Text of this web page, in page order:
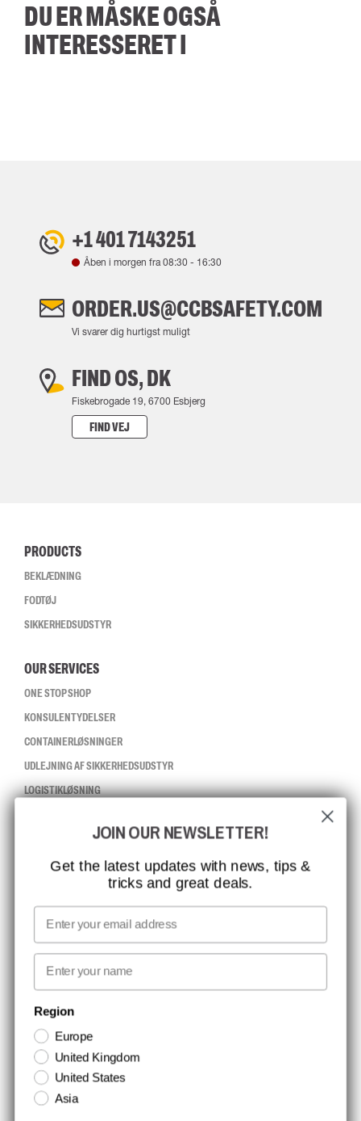
DU ER MÅSKE OGSÅ
INTERESSERET I
+1 401 7143251
Åben i morgen fra08:30- 16:30
ORDER.US@CCBSAFETY.COM
Vi svarer dig hurtigst muligt
FIND OS, DK
Fiskebrogade 19, 6700 Esbjerg
FIND VEJ
PRODUCTS
BEKLÆDNING
FODTØJ
SIKKERHEDSUDSTYR
OUR SERVICES
ONE STOP SHOP
KONSULENTYDELSER
CONTAINERLØSNINGER
UDLEJNING AF SIKKERHEDSUDSTYR
LOGISTIKLØSNING
ISO-CERTIFICERING
GLOBAL RÆKKEVIDDE
MISSION, VISION OG VÆRDIER
KONTAKT
NYHEDSBREV TILMELDING
Hold dig opdateret med gode tilbud og produktnyheder. Din e-mail
opbevares sikkert og du kan til enhver tid
JOIN OUR NEWSLETTER!
Get the latest updates with news, tips &
tricks and great deals.
Email
First name
Region
Europe
United Kingdom
United States
Asia